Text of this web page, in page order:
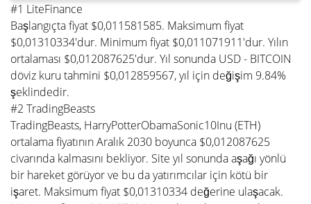
#1 LiteFinance
Başlangıçta fiyat $0,011581585. Maksimum fiyat
$0,01310334'dur. Minimum fiyat $0,011071911'dur. Yılın
ortalaması $0,012087625'dur. Yıl sonunda USD - BITCOIN
döviz kuru tahmini $0,012859567, yıl için değişim 9.84%
şeklindedir.
#2 TradingBeasts
TradingBeasts, HarryPotterObamaSonic10Inu (ETH)
ortalama fiyatının Aralık 2030 boyunca $0,012087625
civarında kalmasını bekliyor. Site yıl sonunda aşağı yönlü
bir hareket görüyor ve bu da yatırımcılar için kötü bir
işaret. Maksimum fiyat $0,01310334 değerine ulaşacak.